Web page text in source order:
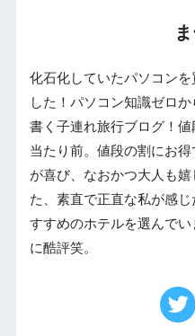
化石化していたパソコン
した！パソコン知識ゼロ
書く子連れ旅行ブログ！
当たり前。値段の割にお
が喜び、なおかつ大人も
た、素直で正直な私が感
すすめのホテルを選んで
に酷評笑。